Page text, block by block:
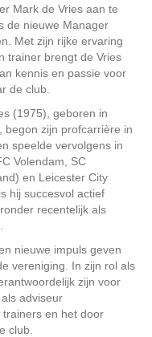
Mark de Vries aan te
de nieuwe Manager
Met zijn rijke ervaring
trainer brengt de Vries
kennis en passie voor
de club.
(1975), geboren in
begon zijn profcarrière in
speelde vervolgens in
Volendam, SC
en Leicester City
hij succesvol actief
recentelijk als
nieuwe impuls geven
vereniging. In zijn rol als
zijn voor
adviseur
en het door
club.